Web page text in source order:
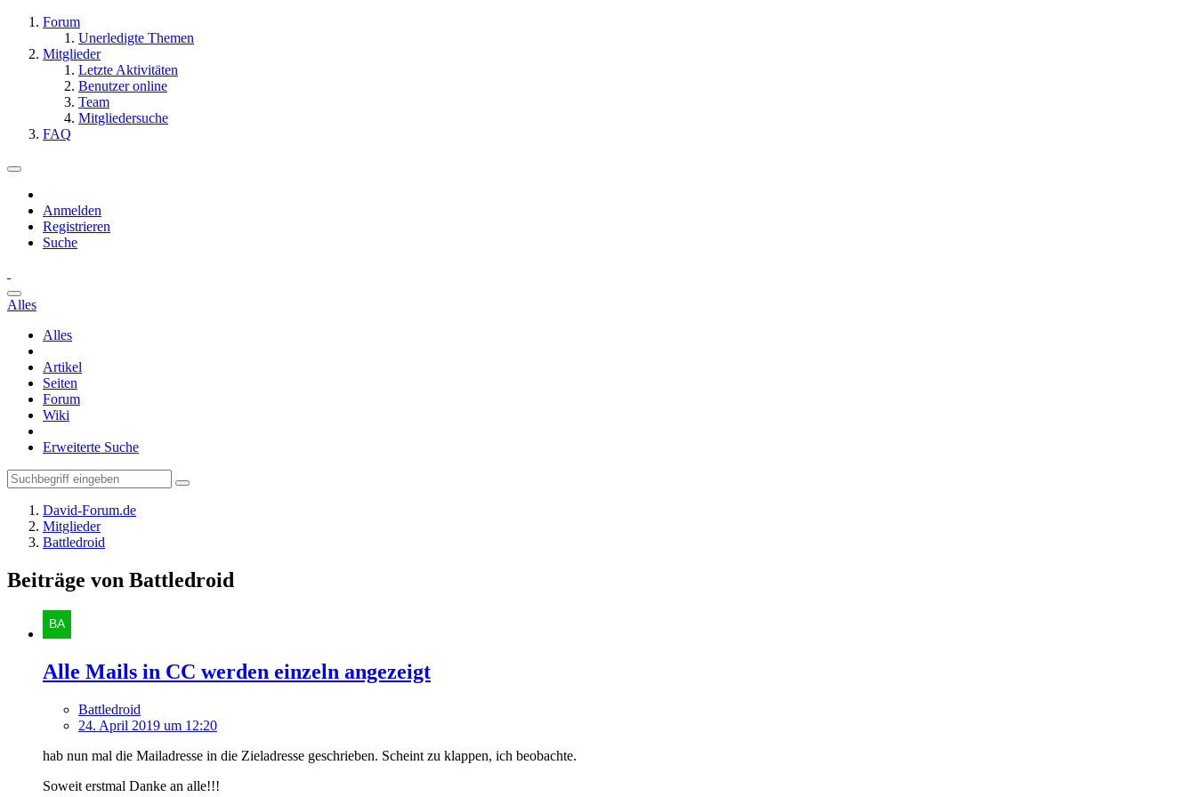
Forum
Unerledigte Themen
Mitglieder
Letzte Aktivitäten
Benutzer online
Team
Mitgliedersuche
FAQ
Anmelden
Registrieren
Suche
Alles
Alles
Artikel
Seiten
Forum
Wiki
Erweiterte Suche
David-Forum.de
Mitglieder
Battledroid
Beiträge von Battledroid
Alle Mails in CC werden einzeln angezeigt
Battledroid
24. April 2019 um 12:20
hab nun mal die Mailadresse in die Zieladresse geschrieben. Scheint zu klappen, ich beobachte.
Soweit erstmal Danke an alle!!!